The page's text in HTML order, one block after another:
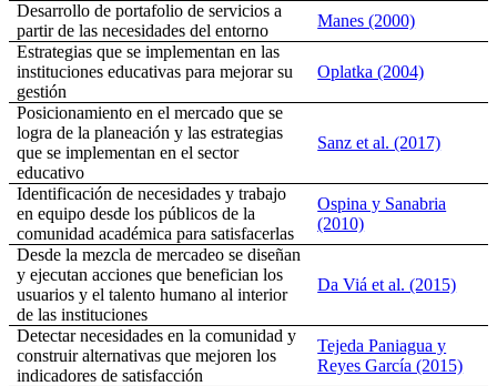
Desarrollo de portafolio de servicios a
partir de las necesidades del entorno
Manes (2000)
Estrategias que se implementan en las
instituciones educativas para mejorar su
gestión
Oplatka (2004)
Posicionamiento en el mercado que se
logra de la planeación y las estrategias
que se implementan en el sector
educativo
Sanz et al. (2017)
Identificación de necesidades y trabajo
en equipo desde los públicos de la
comunidad académica para satisfacerlas
Ospina y Sanabria
(2010)
Desde la mezcla de mercadeo se diseñan
y ejecutan acciones que benefician los
usuarios y el talento humano al interior
de las instituciones
Da Viá et al. (2015)
Detectar necesidades en la comunidad y
construir alternativas que mejoren los
indicadores de satisfacción
Tejeda Paniagua y
Reyes García (2015)